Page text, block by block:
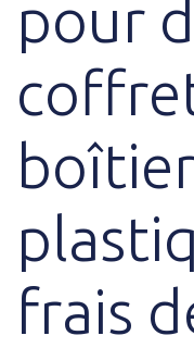
pour
frais